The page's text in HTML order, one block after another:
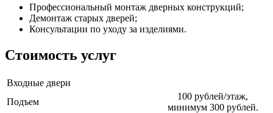
Профессиональный монтаж дверных конструкций;
Демонтаж старых дверей;
Консультации по уходу за изделиями.
Стоимость услуг
Входные двери
Подъем
100 рублей/этаж,
минимум 300 рублей.